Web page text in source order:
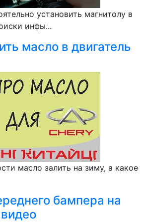
установить магнитолу в
инфы...
масло в двигатель
масло залить на зиму, а какое
бампера на